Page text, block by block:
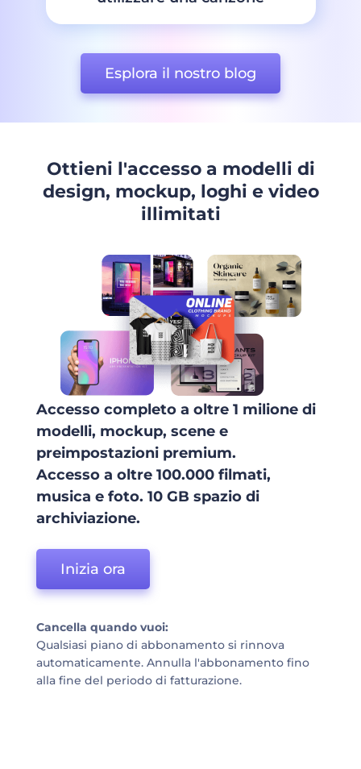
Esplora il nostro blog
Ottieni l'accesso a modelli di
design, mockup, loghi e video
illimitati
Accesso completo a oltre 1 milione di
modelli, mockup, scene e
preimpostazioni premium.
Accesso a oltre 100.000 filmati,
musica e foto. 10 GB spazio di
archiviazione.
Inizia ora
Cancella quando vuoi:
Qualsiasi piano di abbonamento si rinnova
automaticamente. Annulla l'abbonamento fino
alla fine del periodo di fatturazione.